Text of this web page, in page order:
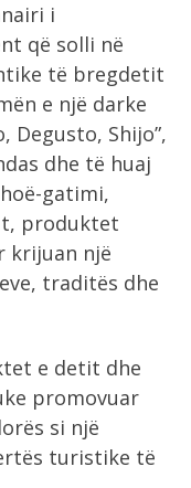
i
që solli në
të bregdetit
e një darke
Degusto, Shijo”,
dhe të huaj
gatimi,
produktet
krijuan një
traditës dhe
e detit dhe
promovuar
si një
turistike të